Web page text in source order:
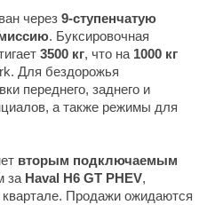
через 9-ступенчатую
. Буксировочная
3500 кг, что на 1000 кг
Для бездорожья
переднего, заднего и
а также режимы для
вторым подключаемым
за Haval H6 GT PHEV,
Продажи ожидаются